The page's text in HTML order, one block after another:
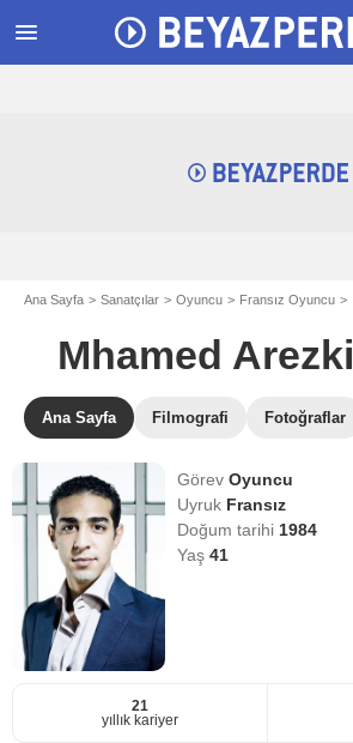
menu
Ana Sayfa Sanatçılar Oyuncu Fransız Oyuncu
Mhamed Arezki
Ana Sayfa Filmografi Fotoğraflar
GörevOyuncu
Uyruk Fransız
Doğum tarihi 1984
Yaş41
21
yıllık kariyer